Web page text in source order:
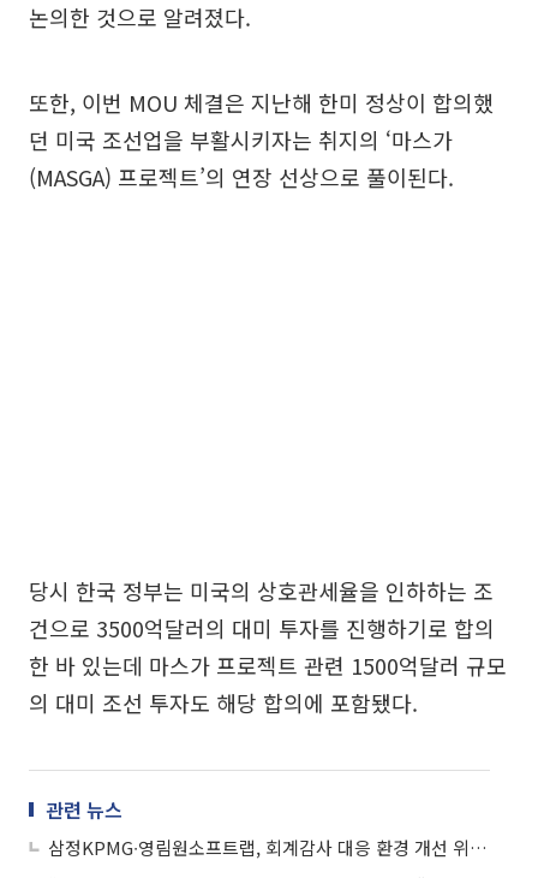
논의한 것으로 알려졌다.
또한, 이번 MOU 체결은 지난해 한미 정상이 합의했
던 미국 조선업을 부활시키자는 취지의 ‘마스가
(MASGA) 프로젝트’의 연장 선상으로 풀이된다.
당시 한국 정부는 미국의 상호관세율을 인하하는 조
건으로 3500억달러의 대미 투자를 진행하기로 합의
한 바 있는데 마스가 프로젝트 관련 1500억달러 규모
의 대미 조선 투자도 해당 합의에 포함됐다.
관련 뉴스
삼정KPMG∙영림원소프트랩, 회계감사 대응 환경 개선 위한 MOU